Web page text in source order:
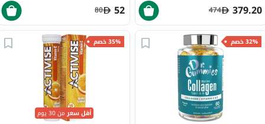
379.20
474
52
80
32% خصم 35% خصم
أقل سعرمن 30 يوم